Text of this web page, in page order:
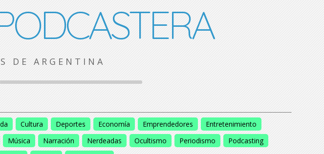
DE ARGENTINA
Cultura Deportes Economía Emprendedores
Entretenimiento
Música Narración Nerdeadas Ocultismo Periodismo
Podcasting